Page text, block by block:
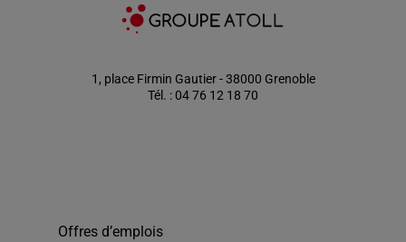
1, place Firmin Gautier - 38000 Grenoble
Tél. : 04 76 12 18 70
Offres d’emplois